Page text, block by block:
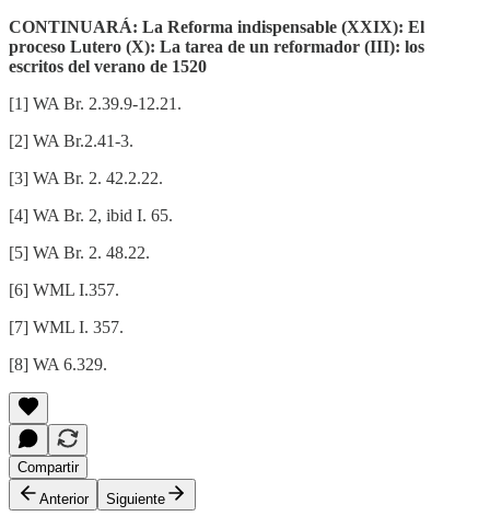
CONTINUARÁ: La Reforma indispensable (XXIX): El
proceso Lutero (X): La tarea de un reformador (III): los
escritos del verano de 1520
[1] WA Br. 2.39.9-12.21.
[2] WA Br.2.41-3.
[3] WA Br. 2. 42.2.22.
[4] WA Br. 2, ibid I. 65.
[5] WA Br. 2. 48.22.
[6] WML I.357.
[7] WML I. 357.
[8] WA 6.329.
Compartir
Anterior
Siguiente